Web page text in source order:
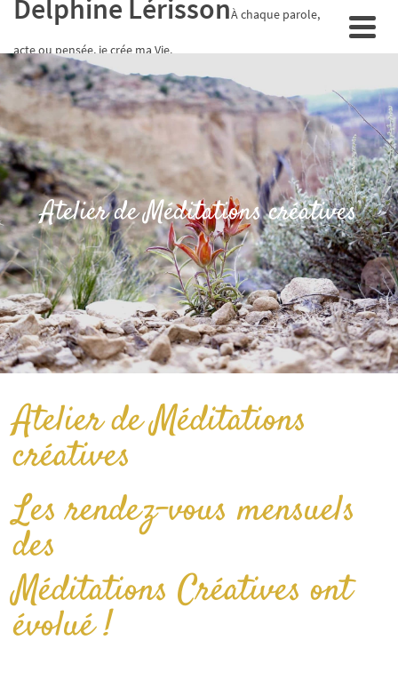
Delphine LérissonÀ chaque parole,
acte ou pensée, je crée ma Vie.
Atelier de Méditations créatives
Atelier de Méditations
créatives
Les rendez-vous mensuels
des
Méditations Créatives ont
évolué !